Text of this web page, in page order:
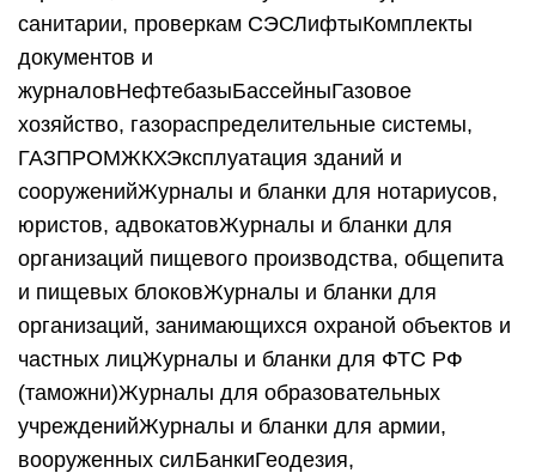
санитарии, проверкам СЭСЛифтыКомплекты
документов и
журналовНефтебазыБассейныГазовое
хозяйство, газораспределительные системы,
ГАЗПРОМЖКХЭксплуатация зданий и
сооруженийЖурналы и бланки для нотариусов,
юристов, адвокатовЖурналы и бланки для
организаций пищевого производства, общепита
и пищевых блоковЖурналы и бланки для
организаций, занимающихся охраной объектов и
частных лицЖурналы и бланки для ФТС РФ
(таможни)Журналы для образовательных
учрежденийЖурналы и бланки для армии,
вооруженных силБанкиГеодезия,